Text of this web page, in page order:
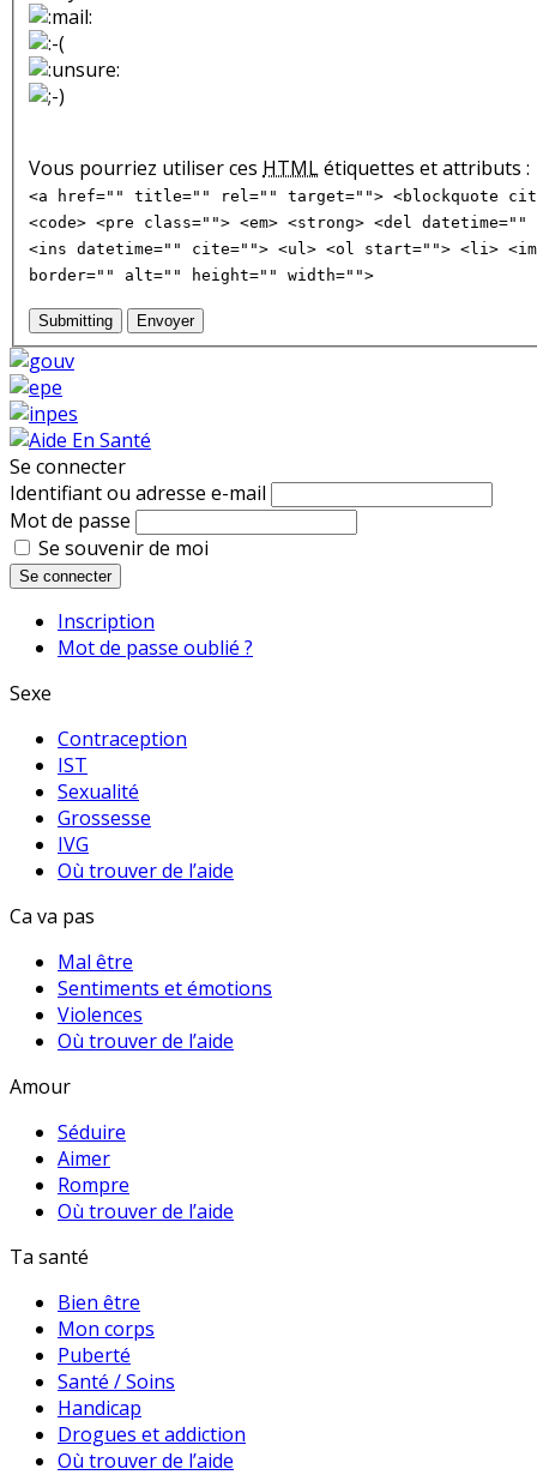
Vous pourriez utiliser ces HTMLétiquettes et attributs :
<a href="" title="" rel="" target=""> <blockquote
<code> <pre class=""> <em> <strong> <del
<ins datetime="" cite=""> <ul> <ol start=""> <li>
border="" alt="" height="" width="">
Submitting Envoyer
Se connecter
Identifiant ou adresse e-mail
Mot de passe
Se souvenir de moi
Se connecter
Inscription
Mot de passe oublié ?
Sexe
Contraception
IST
Sexualité
Grossesse
IVG
Où trouver de l’aide
Ca va pas
Mal être
Sentiments et émotions
Violences
Où trouver de l’aide
Amour
Séduire
Aimer
Rompre
Où trouver de l’aide
Ta santé
Bien être
Mon corps
Puberté
Santé / Soins
Handicap
Drogues et addiction
Où trouver de l’aide